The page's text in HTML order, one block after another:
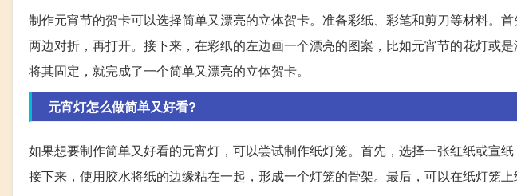
制作元宵节的贺卡可以选择简单又漂亮的立体贺卡。准备彩纸、彩笔和剪刀等材料。
两边对折，再打开。接下来，在彩纸的左边画一个漂亮的图案，比如元宵节的花灯或
将其固定，就完成了一个简单又漂亮的立体贺卡。
元宵灯怎么做简单又好看?
如果想要制作简单又好看的元宵灯，可以尝试制作纸灯笼。首先，选择一张红纸或宣
接下来，使用胶水将纸的边缘粘在一起，形成一个灯笼的骨架。最后，可以在纸灯笼